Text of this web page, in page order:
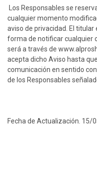
Los Responsables se
cualquier momento
aviso de privacidad. El
forma de notificar cualquier
será a través de
acepta dicho Aviso hasta
comunicación en sentido
de los Responsables
Fecha de Actualización. 15/